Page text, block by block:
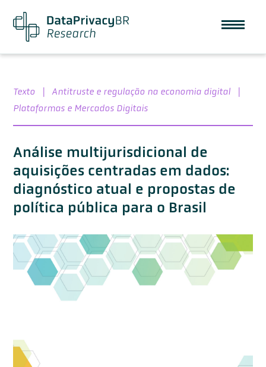
Texto | Antitruste e regulação na economia digital
|
Plataformas e Mercados Digitais
Análise multijurisdicional de
aquisições centradas em dados:
diagnóstico atual e propostas de
política pública para o Brasil